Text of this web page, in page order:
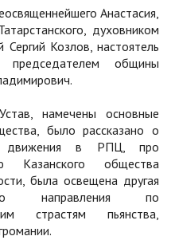
Анастасия,
духовником
Козлов, настоятель
общины
намечены основные
было рассказано о
движения в РПЦ, про
Казанского общества
была освещена другая
направления по
страстям пьянства,